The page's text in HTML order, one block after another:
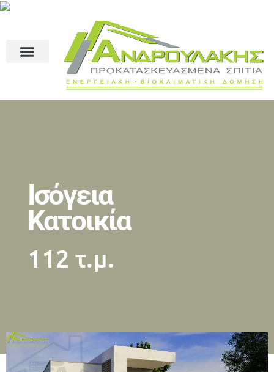
Ισόγεια
Κατοικία
112 τ.μ.